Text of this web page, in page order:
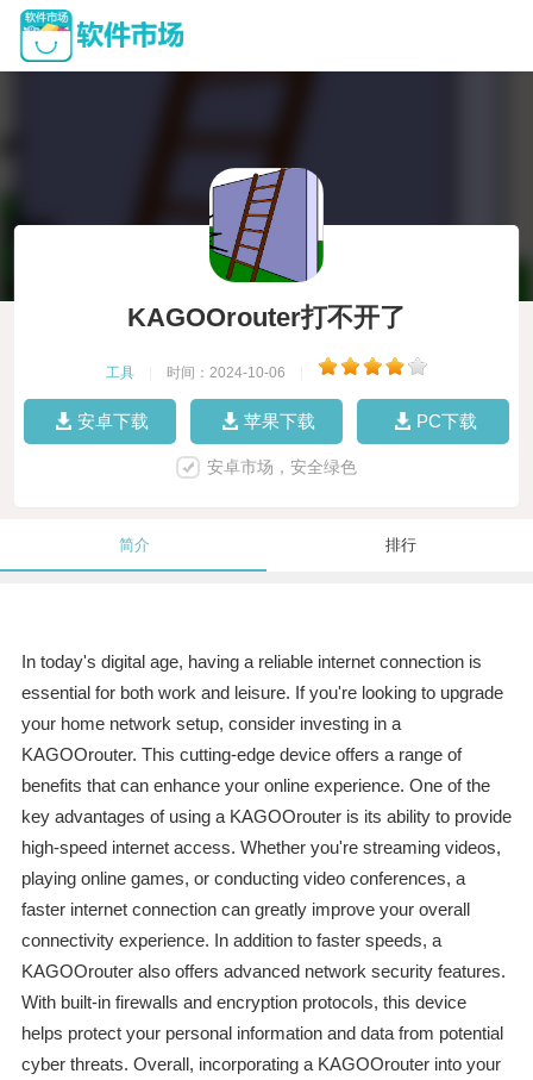
KAGOOrouter打不开了
工具 时间：2024-10-06
安卓下载 苹果下载 PC下载
安卓市场，安全绿色
简介 排行
In today's digital age, having a reliable internet connection is
essential for both work and leisure. If you're looking to upgrade
your home network setup, consider investing in a
KAGOOrouter. This cutting-edge device offers a range of
benefits that can enhance your online experience. One of the
key advantages of using a KAGOOrouter is its ability to provide
high-speed internet access. Whether you're streaming videos,
playing online games, or conducting video conferences, a
faster internet connection can greatly improve your overall
connectivity experience. In addition to faster speeds, a
KAGOOrouter also offers advanced network security features.
With built-in firewalls and encryption protocols, this device
helps protect your personal information and data from potential
cyber threats. Overall, incorporating a KAGOOrouter into your